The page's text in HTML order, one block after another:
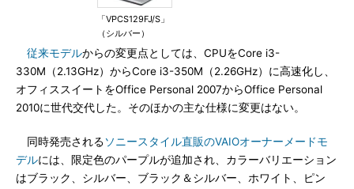
「VPCS129FJ/S」
（シルバー）
従来モデルからの変更点としては、CPUをCore i3-
330M（2.13GHz）からCore i3-350M（2.26GHz）に高速化し、
オフィススイートをOffice Personal 2007からOffice Personal
2010に世代交代した。そのほかの主な仕様に変更はない。
同時発売されるソニースタイル直販のVAIOオーナーメードモ
デルには、限定色のパープルが追加され、カラーバリエーション
はブラック、シルバー、ブラック＆シルバー、ホワイト、ピン